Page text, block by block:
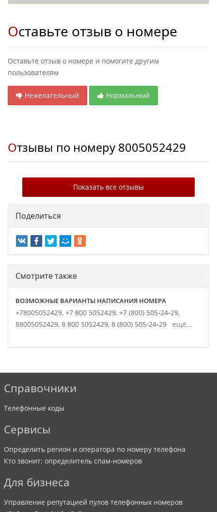
Оставьте отзыв о номере
Оставьте отзыв о номере и помогите другим
пользователям
Нежелательный Нормальный
Отзывы по номеру 8005052429
Показать все отзывы
Поделиться
Смотрите также
ВОЗМОЖНЫЕ ВАРИАНТЫ НАПИСАНИЯ НОМЕРА
+78005052429, +7 800 5052429, +7 (800) 505-24-29,
88005052429, 8 800 5052429, 8 (800) 505-24-29 ещё...
Справочники
Телефонные коды
Сервисы
Определить регион и оператора по номеру телефона
Кто звонит: определитель спам-номеров
Для бизнеса
Управление репутацией пулов телефонных номеров